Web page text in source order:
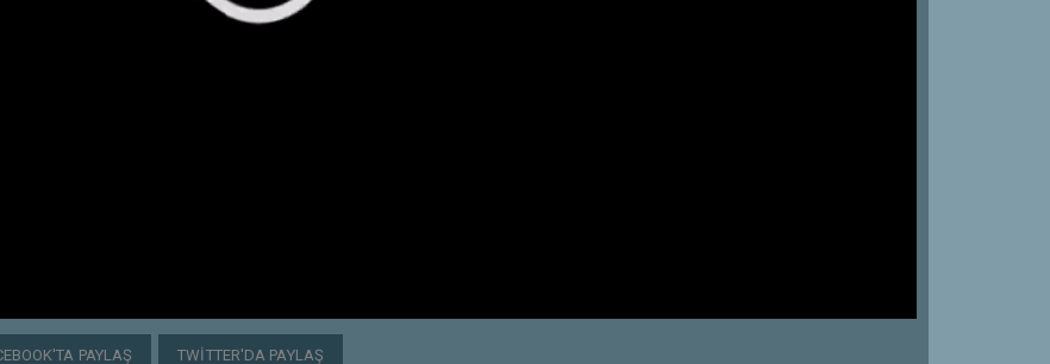
PAYLAŞ TWITTER'DA PAYLAŞ